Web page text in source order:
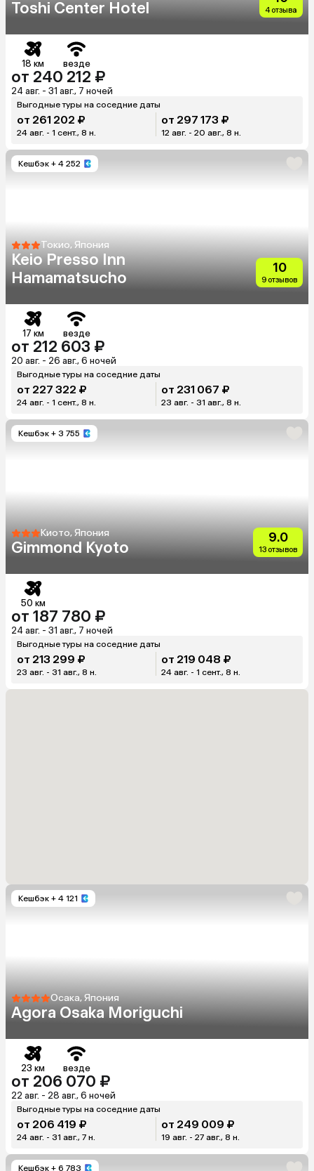
Toshi Center Hotel 4 отзыва
18 км везде
от 240 212 ₽
24 авг. - 31 авг., 7 ночей
Выгодные туры на соседние даты
от 261 202 ₽
24 авг. - 1 сент., 8 н.
от 297 173 ₽
12 авг. - 20 авг., 8 н.
Кешбэк + 4 252
Токио, Япония
Keio Presso Inn
Hamamatsucho
10
9 отзывов
17 км везде
от 212 603 ₽
20 авг. - 26 авг., 6 ночей
Выгодные туры на соседние даты
от 227 322 ₽
24 авг. - 1 сент., 8 н.
от 231 067 ₽
23 авг. - 31 авг., 8 н.
Кешбэк + 3 755
Киото, Япония
Gimmond Kyoto
9.0
13 отзывов
50 км
от 187 780 ₽
24 авг. - 31 авг., 7 ночей
Выгодные туры на соседние даты
от 213 299 ₽
23 авг. - 31 авг., 8 н.
от 219 048 ₽
24 авг. - 1 сент., 8 н.
Кешбэк + 4 121
Осака, Япония
Agora Osaka Moriguchi
23 км везде
от 206 070 ₽
22 авг. - 28 авг., 6 ночей
Выгодные туры на соседние даты
от 206 419 ₽
24 авг. - 31 авг., 7 н.
от 249 009 ₽
19 авг. - 27 авг., 8 н.
Кешбэк + 6 783